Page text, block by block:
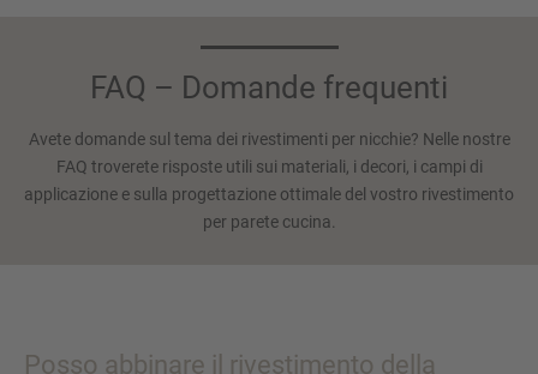
FAQ – Domande frequenti
Avete domande sul tema dei rivestimenti per nicchie? Nelle nostre
FAQ troverete risposte utili sui materiali, i decori, i campi di
applicazione e sulla progettazione ottimale del vostro rivestimento
per parete cucina.
Posso abbinare il rivestimento della